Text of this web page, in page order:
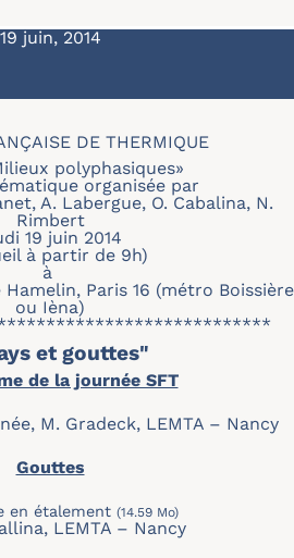
19 juin, 2014
DE THERMIQUE
polyphasiques»
organisée par
A. Labergue, O. Cabalina, N.
Rimbert
19 juin 2014
à partir de 9h)
à
Hamelin, Paris 16 (métro Boissière
ou Ièna)
et gouttes"
de la journée SFT
M. Gradeck, LEMTA – Nancy
Gouttes
en étalement (14.59 Mo)
LEMTA – Nancy